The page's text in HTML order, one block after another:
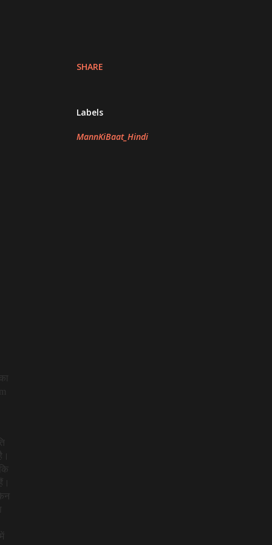
SHARE
Labels
MannKiBaat_Hindi